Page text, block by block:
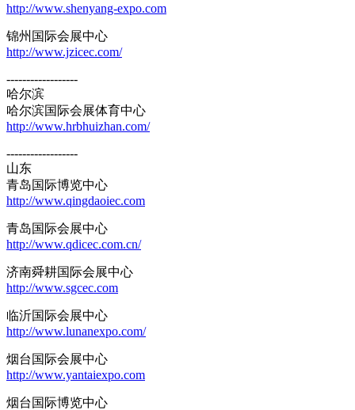
http://www.shenyang-expo.com
锦州国际会展中心
http://www.jzicec.com/
------------------
哈尔滨
哈尔滨国际会展体育中心
http://www.hrbhuizhan.com/
------------------
山东
青岛国际博览中心
http://www.qingdaoiec.com
青岛国际会展中心
http://www.qdicec.com.cn/
济南舜耕国际会展中心
http://www.sgcec.com
临沂国际会展中心
http://www.lunanexpo.com/
烟台国际会展中心
http://www.yantaiexpo.com
烟台国际博览中心